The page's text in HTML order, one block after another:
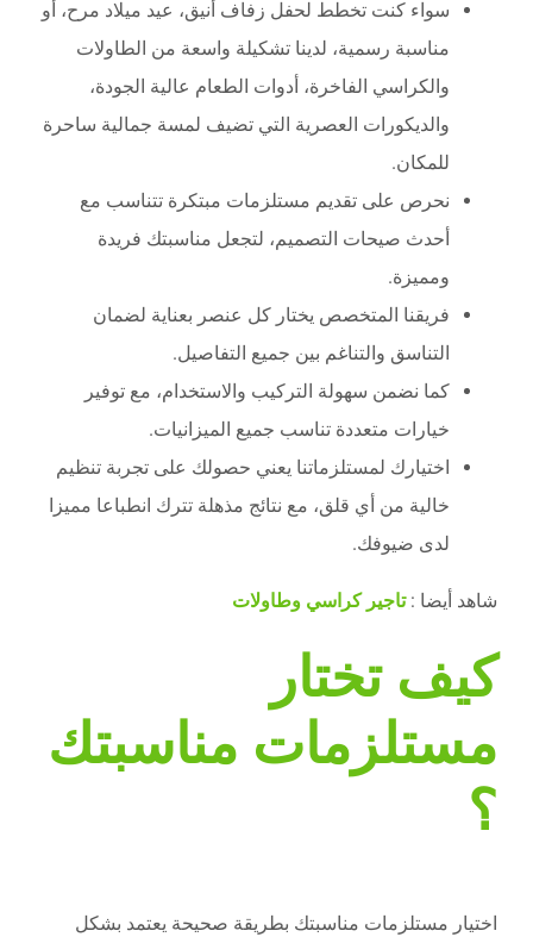
سواء كنت تخطط لحفل زفاف أنيق، عيد ميلاد مرح، أو
مناسبة رسمية، لدينا تشكيلة واسعة من الطاولات
والكراسي الفاخرة، أدوات الطعام عالية الجودة،
والديكورات العصرية التي تضيف لمسة جمالية ساحرة
للمكان.
نحرص على تقديم مستلزمات مبتكرة تتناسب مع
أحدث صيحات التصميم، لتجعل مناسبتك فريدة
ومميزة.
فريقنا المتخصص يختار كل عنصر بعناية لضمان
التناسق والتناغم بين جميع التفاصيل.
كما نضمن سهولة التركيب والاستخدام، مع توفير
خيارات متعددة تناسب جميع الميزانيات.
اختيارك لمستلزماتنا يعني حصولك على تجربة تنظيم
خالية من أي قلق، مع نتائج مذهلة تترك انطباعا مميزا
لدى ضيوفك.
شاهد أيضا : تاجير كراسي وطاولات
كيف تختار
مستلزمات مناسبتك
؟
اختيار مستلزمات مناسبتك بطريقة صحيحة يعتمد بشكل